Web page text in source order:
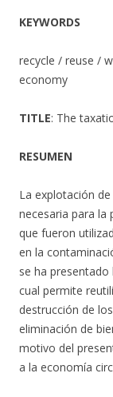
KEYWORDS
recycle / reuse /
economy
TITLE: The
RESUMEN
La explotación
necesaria para la
que fueron
en la
se ha
cual permite
destrucción de
eliminación de
motivo del
a la economía